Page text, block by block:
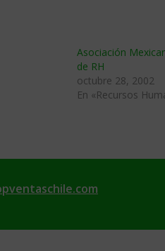
Asociación
de RH
octubre 28, 2002
En «Recursos